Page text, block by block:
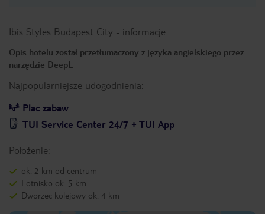
Ibis Styles Budapest City - informacje
Opis hotelu został przetłumaczony z języka angielskiego przez
narzędzie DeepL
Najpopularniejsze udogodnienia:
Plac zabaw
TUI Service Center 24/7 + TUI App
Położenie:
ok. 2 km od centrum
Lotnisko ok. 5 km
Dworzec kolejowy ok. 4 km